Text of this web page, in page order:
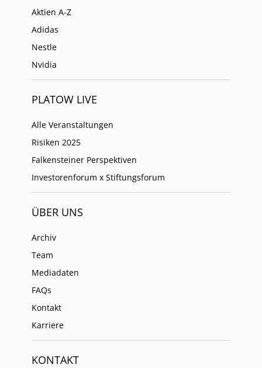
Aktien A-Z
Adidas
Nestle
Nvidia
PLATOW LIVE
Alle Veranstaltungen
Risiken 2025
Falkensteiner Perspektiven
Investorenforum x Stiftungsforum
ÜBER UNS
Archiv
Team
Mediadaten
FAQs
Kontakt
Karriere
KONTAKT